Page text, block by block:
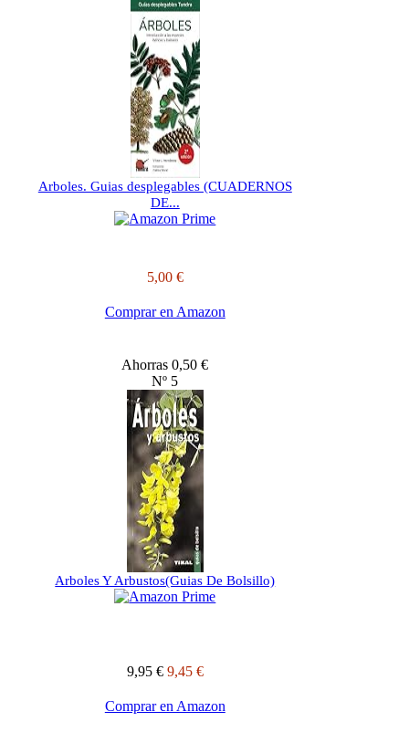
Arboles. Guias desplegables (CUADERNOS
DE...
5,00 €
Comprar en Amazon
Ahorras 0,50 €
Nº 5
Arboles Y Arbustos(Guias De Bolsillo)
9,95 € 9,45 €
Comprar en Amazon